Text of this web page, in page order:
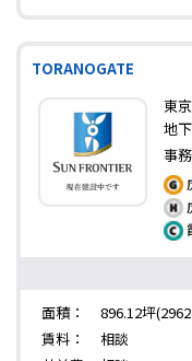
TORANOGATE
東
地
事
面積：
896.12坪
賃料：
相談